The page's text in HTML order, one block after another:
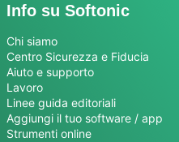
Info su Softonic
Chi siamo
Centro Sicurezza e Fiducia
Aiuto e supporto
Lavoro
Linee guida editoriali
Aggiungi il tuo software / app
Strumenti online